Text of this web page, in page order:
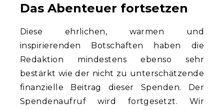
Das Abenteuer fortsetzen
Diese ehrlichen, warmen und
inspirierenden Botschaften haben die
Redaktion mindestens ebenso sehr
bestärkt wie der nicht zu unterschätzende
finanzielle Beitrag dieser Spenden. Der
Spendenaufruf wird fortgesetzt. Wir